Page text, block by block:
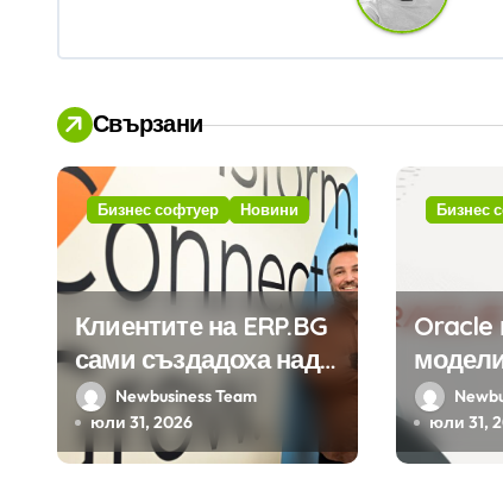
а
ц
и
я
Свързани
Бизнес софтуер Новини
Клиентите на ERP.BG
сами създадоха над
450 приложения за
ERP системата с
помощта на
Newbusiness Team
юли 31, 2026
Бизнес
Oracle
Google
юли 31,